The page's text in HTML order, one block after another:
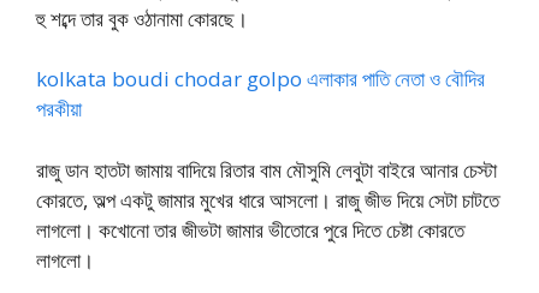
হু শব্দে তার বুক ওঠানামা কোরছে।
kolkata boudi chodar golpo এলাকার পাতি নেতা ও বৌদির
পরকীয়া
রাজু ডান হাতটা জামায় বাদিয়ে রিতার বাম মৌসুমি লেবুটা বাইরে আনার চেস্টা
কোরতে, অল্প একটু জামার মুখের ধারে আসলো। রাজু জীভ দিয়ে সেটা চাটতে
লাগলো। কখোনো তার জীভটা জামার ভীতোরে পুরে দিতে চেষ্টা কোরতে
লাগলো।